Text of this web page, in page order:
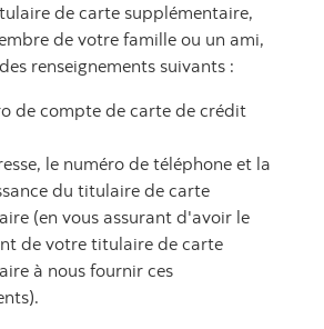
de carte supplémentaire,
de votre famille ou un ami,
renseignements suivants :
de compte de carte de crédit
le numéro de téléphone et la
du titulaire de carte
(en vous assurant d'avoir le
de votre titulaire de carte
à nous fournir ces